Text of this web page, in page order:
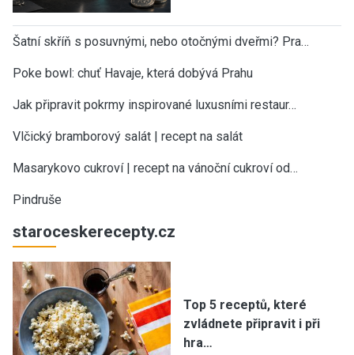
Šatní skříň s posuvnými, nebo otočnými dveřmi? Pra…
Poke bowl: chuť Havaje, která dobývá Prahu
Jak připravit pokrmy inspirované luxusními restaur…
Vlčický bramborový salát | recept na salát
Masarykovo cukroví | recept na vánoční cukroví od…
Pindruše
staroceskerecepty.cz
Top 5 receptů, které
zvládnete připravit i při
hra…